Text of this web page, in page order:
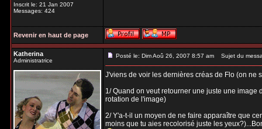
Inscrit le: 21 Jan 2007
Messages: 424
Revenir en haut de page
Katherina
Administratrice
Posté le: Dim Aoû 26, 2007 8:57 am Sujet du
J'viens de voir les dernières créas de Flo (on ne
1/ Quand on veut retourner une juste une image
rotation de l'image)
2/ Y'a-t-il un moyen de ne faire apparaître que
moins que tu aies recolorisé juste les